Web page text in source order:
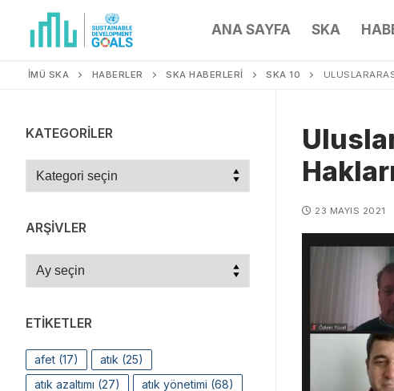
ANA SAYFA SKA
İMÜ SKA HABERLER SKA HABERLERİ SKA 10
23 MAYIS 2021
KATEGORILER
ARŞIVLER
ETIKETLER
afet (17) atık (25)
atık azaltımı (27) atık yönetimi (68)